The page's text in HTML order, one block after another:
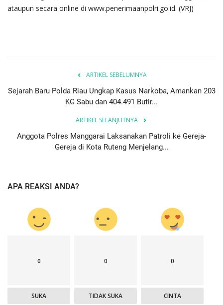
ataupun secara online di www.penerimaanpolri.go.id. (VRJ)
ARTIKEL SEBELUMNYA
Sejarah Baru Polda Riau Ungkap Kasus Narkoba, Amankan 203
KG Sabu dan 404.491 Butir...
ARTIKEL SELANJUTNYA
Anggota Polres Manggarai Laksanakan Patroli ke Gereja-
Gereja di Kota Ruteng Menjelang...
APA REAKSI ANDA?
0
SUKA
0
TIDAK SUKA
0
CINTA